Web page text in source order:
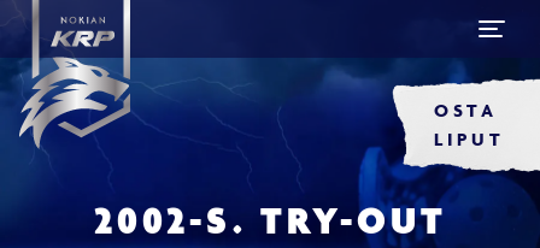
OSTA
LIPUT
2002-S. TRY-OUT